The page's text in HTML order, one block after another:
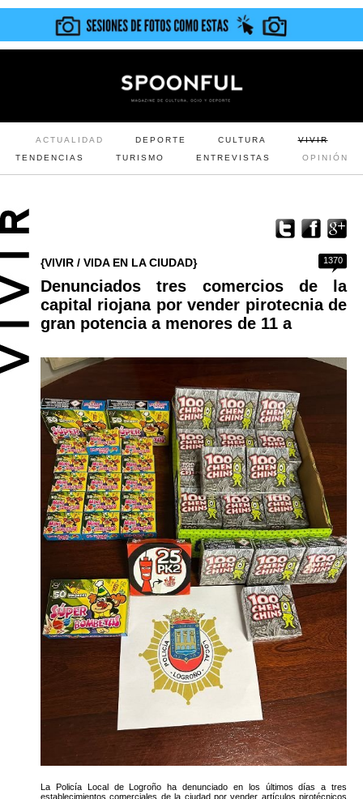
ACTUALIDAD DEPORTE CULTURA
VIVIR
TENDENCIAS
TURISMO ENTREVISTAS OPINIÓN
1370
{VIVIR / VIDA EN LA CIUDAD}
Denunciados tres comercios de la
capital riojana por vender pirotecnia de
gran potencia a menores de 11 a
La Policía Local de Logroño ha denunciado en los últimos días a tres
establecimientos comerciales de la ciudad por vender artículos pirotécnicos